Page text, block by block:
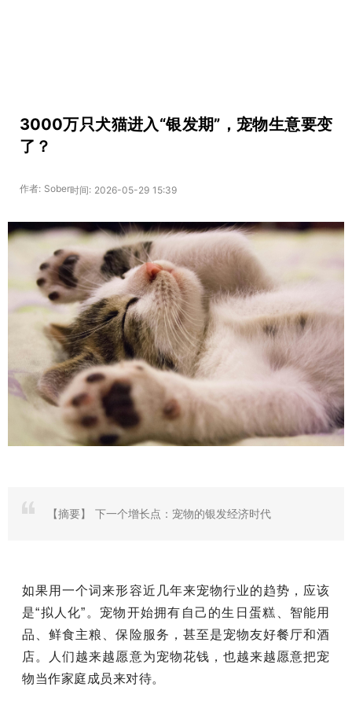
3000万只犬猫进入“银发期”，宠物生意要变
了？
作者: Sober时间: 2026-05-29 15:39
【摘要】 下一个增长点：宠物的银发经济时代
如果用一个词来形容近几年来宠物行业的趋势，应该
是“拟人化”。宠物开始拥有自己的生日蛋糕、智能用
品、鲜食主粮、保险服务，甚至是宠物友好餐厅和酒
店。人们越来越愿意为宠物花钱，也越来越愿意把宠
物当作家庭成员来对待。